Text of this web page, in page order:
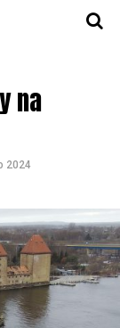
na
2024